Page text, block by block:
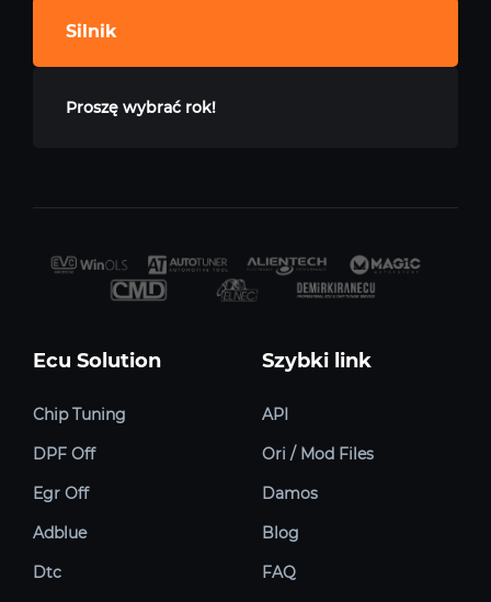
Silnik
Proszę wybrać rok!
Ecu Solution
Chip Tuning
DPF Off
Egr Off
Adblue
Dtc
Szybki link
API
Ori / Mod Files
Damos
Blog
FAQ